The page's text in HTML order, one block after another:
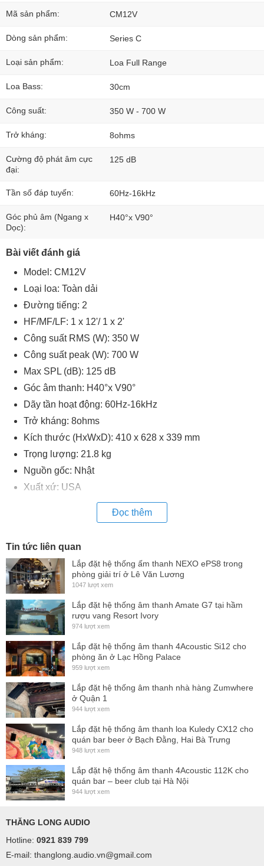
Mã sản phẩm: CM12V
Dòng sản phẩm: Series C
Loại sản phẩm: Loa Full Range
Loa Bass: 30cm
Công suất: 350 W - 700 W
Trở kháng: 8ohms
Cường độ phát âm cực
đại:
125 dB
Tần số đáp tuyến: 60Hz-16kHz
Góc phủ âm (Ngang x
Dọc):
H40°x V90°
Bài viết đánh giá
Model: CM12V
Loại loa: Toàn dải
Đường tiếng: 2
HF/MF/LF: 1 x 12'/ 1 x 2'
Công suất RMS (W): 350 W
Công suất peak (W): 700 W
Max SPL (dB): 125 dB
Góc âm thanh: H40°x V90°
Dãy tần hoạt động: 60Hz-16kHz
Trở kháng: 8ohms
Kích thước (HxWxD): 410 x 628 x 339 mm
Trọng lượng: 21.8 kg
Nguồn gốc: Nhật
Xuất xứ: USA
Đọc thêm
Tin tức liên quan
Lắp đặt hệ thống ấm thanh NEXO ePS8 trong
phòng giải trí ở Lê Văn Lương
1047 lượt xem
Lắp đặt hệ thống âm thanh Amate G7 tại hầm
rượu vang Resort Ivory
974 lượt xem
Lắp đặt hệ thống âm thanh 4Acoustic Si12 cho
phòng ăn ở Lạc Hồng Palace
959 lượt xem
Lắp đặt hệ thống âm thanh nhà hàng Zumwhere
ở Quận 1
944 lượt xem
Lắp đặt hệ thống âm thanh loa Kuledy CX12 cho
quán bar beer ở Bạch Đằng, Hai Bà Trưng
948 lượt xem
Lắp đặt hệ thống âm thanh 4Acoustic 112K cho
quán bar – beer club tại Hà Nội
944 lượt xem
THĂNG LONG AUDIO
Hotline: 0921 839 799
E-mail: thanglong.audio.vn@gmail.com